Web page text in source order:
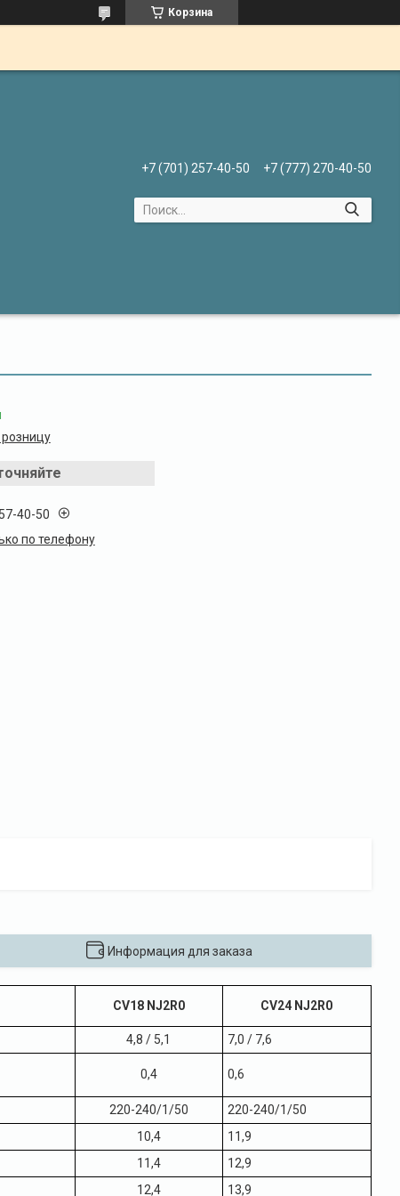
Корзина
+7 (701) 257-40-50 +7 (777) 270-40-50
40-50
по телефону
Информация для заказа
CV18 NJ2R0 CV24 NJ2R0
4,8 / 5,1
7,0 / 7,6
0,4 0,6
220-240/1/50 220-240/1/50
10,4
11,9
11,4
12,9
12,4 13,9